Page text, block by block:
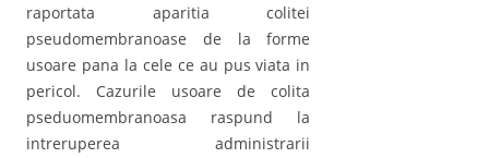
raportata aparitia colitei
pseudomembranoase de la forme
usoare pana la cele ce au pus viata in
pericol. Cazurile usoare de colita
pseduomembranoasa raspund la
intreruperea administrarii